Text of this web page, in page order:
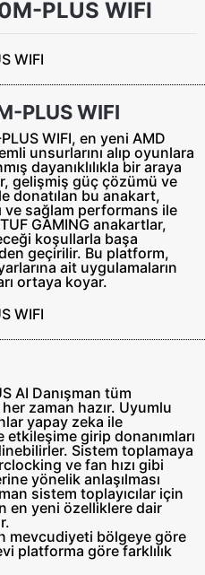
PLUS WIFI
PLUS WIFI
WIFI, en yeni AMD
unsurlarını alıp oyunlara
dayanıklılıkla bir araya
gelişmiş güç çözümü ve
donatılan bu anakart,
ve sağlam performans ile
GAMING anakartlar,
koşullarla başa
geçirilir. Bu platform,
ait uygulamaların
ortaya koyar.
AI Danışman tüm
zaman hazır. Uyumlu
yapay zeka ile
girip donanımları
Sistem toplamaya
ve fan hızı gibi
yönelik anlaşılması
sistem toplayıcılar için
en yeni özelliklere dair
mevcudiyeti bölgeye göre
platforma göre farklılık